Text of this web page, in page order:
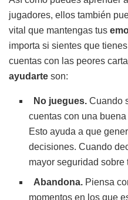
jugadores, ellos también
vital que mantengas tus
importa si sientes que
cuentas con las peores
ayudarte son:
No juegues. Cuando
cuentas con una
Esto ayuda a que
decisiones. Cuando
mayor seguridad sobre
Abandona. Piensa
momentos en los que